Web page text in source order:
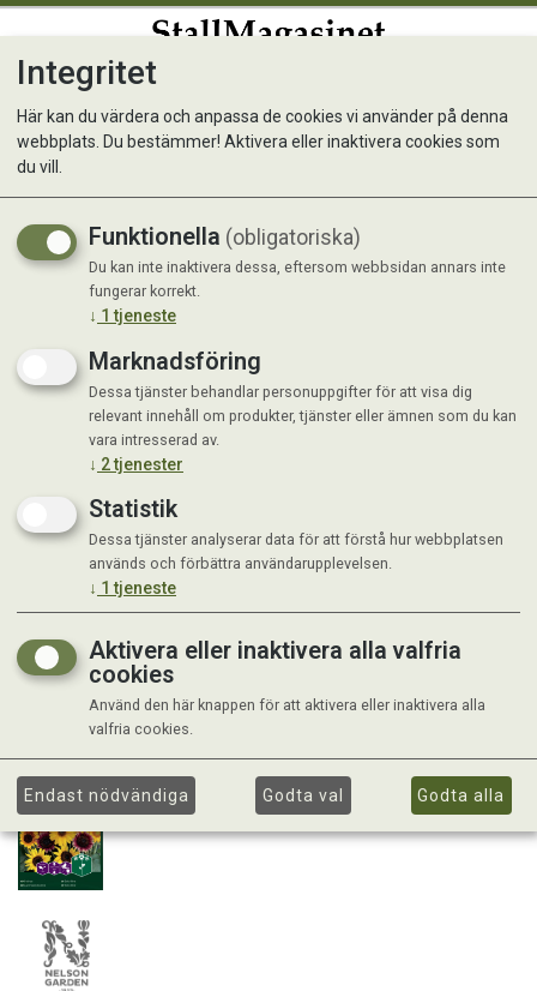
Solros, Bland. sorter, hög
Integritet
Här kan du värdera och anpassa de cookies vi använder på denna
webbplats. Du bestämmer! Aktivera eller inaktivera cookies som
du vill.
Funktionella (obligatoriska)
Du kan inte inaktivera dessa, eftersom webbsidan annars inte
fungerar korrekt.
↓ 1 tjeneste
Marknadsföring
Dessa tjänster behandlar personuppgifter för att visa dig
relevant innehåll om produkter, tjänster eller ämnen som du kan
vara intresserad av.
↓ 2tjenester
Statistik
Dessa tjänster analyserar data för att förstå hur webbplatsen
används och förbättra användarupplevelsen.
↓ 1 tjeneste
Aktivera eller inaktivera alla valfria
cookies
Använd den här knappen för att aktivera eller inaktivera alla
valfria cookies.
Endast nödvändiga Godta val Godta alla